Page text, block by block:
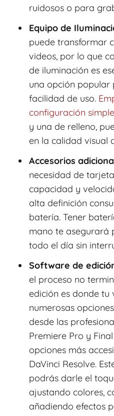
ruidosos o para
Equipo de
puede transformar
videos, por lo que
de iluminación es
una opción
facilidad de uso.
configuración simple
y una de relleno,
en la calidad visual
Accesorios
necesidad de
capacidad y
alta definición
batería. Tener
mano te asegurará
todo el día sin
Software de
el proceso no
edición es donde tu
numerosas
desde las
Premiere Pro y
opciones más
DaVinci Resolve.
podrás darle el
ajustando colores,
añadiendo efectos